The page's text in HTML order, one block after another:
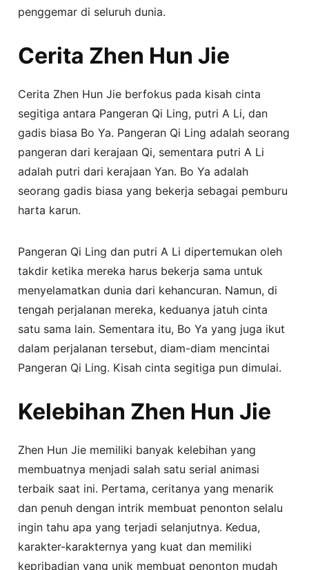
penggemar di seluruh dunia.
Cerita Zhen Hun Jie
Cerita Zhen Hun Jie berfokus pada kisah cinta
segitiga antara Pangeran Qi Ling, putri A Li, dan
gadis biasa Bo Ya. Pangeran Qi Ling adalah seorang
pangeran dari kerajaan Qi, sementara putri A Li
adalah putri dari kerajaan Yan. Bo Ya adalah
seorang gadis biasa yang bekerja sebagai pemburu
harta karun.
Pangeran Qi Ling dan putri A Li dipertemukan oleh
takdir ketika mereka harus bekerja sama untuk
menyelamatkan dunia dari kehancuran. Namun, di
tengah perjalanan mereka, keduanya jatuh cinta
satu sama lain. Sementara itu, Bo Ya yang juga ikut
dalam perjalanan tersebut, diam-diam mencintai
Pangeran Qi Ling. Kisah cinta segitiga pun dimulai.
Kelebihan Zhen Hun Jie
Zhen Hun Jie memiliki banyak kelebihan yang
membuatnya menjadi salah satu serial animasi
terbaik saat ini. Pertama, ceritanya yang menarik
dan penuh dengan intrik membuat penonton selalu
ingin tahu apa yang terjadi selanjutnya. Kedua,
karakter-karakternya yang kuat dan memiliki
kepribadian yang unik membuat penonton mudah